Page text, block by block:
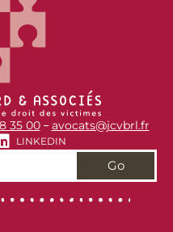
35 00–avocats@jcvbrl.fr
LINKEDIN
Go